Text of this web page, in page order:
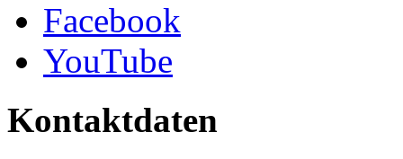
Facebook
YouTube
Kontaktdaten